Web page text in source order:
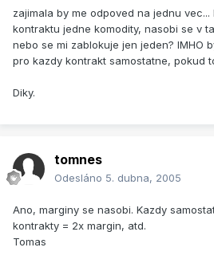
zajimala by me odpoved na jednu vec...
kontraktu jedne komodity, nasobi se v
nebo se mi zablokuje jen jeden? IMHO
pro kazdy kontrakt samostatne, pokud
Diky.
tomnes
Odesláno 5. dubna, 2005
Ano, marginy se nasobi. Kazdy
kontrakty = 2x margin, atd.
Tomas